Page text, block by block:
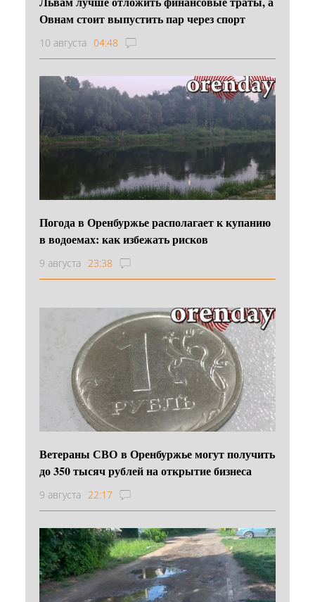
Овнам стоит выпустить пар через спорт
10 августа 04:48
Погода в Оренбуржье располагает к купанию
в водоемах: как избежать рисков
9 августа 23:38
Ветераны СВО в Оренбуржье могут получить
до 350 тысяч рублей на открытие бизнеса
9 августа 22:17